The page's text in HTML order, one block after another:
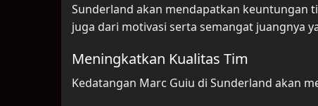
Sunderland akan mendapatkan keuntungan
juga dari motivasi serta semangat juangnya
Meningkatkan Kualitas Tim
Kedatangan Marc Guiu di Sunderland akan